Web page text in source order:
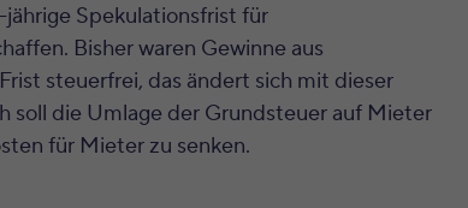
Spekulationsfrist für
Bisher waren Gewinne aus
steuerfrei, das ändert sich mit dieser
soll die Umlage der Grundsteuer auf Mieter
für Mieter zu senken.